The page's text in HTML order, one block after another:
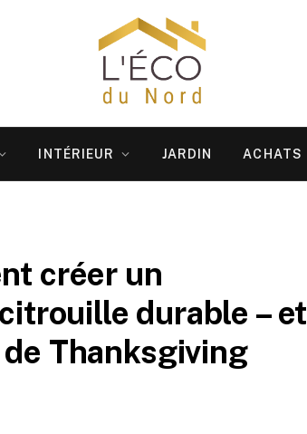
INTÉRIEUR JARDIN ACHATS
créer un
durable – et
Thanksgiving